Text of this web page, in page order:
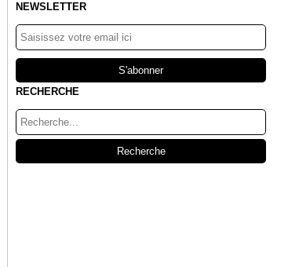
NEWSLETTER
RECHERCHE